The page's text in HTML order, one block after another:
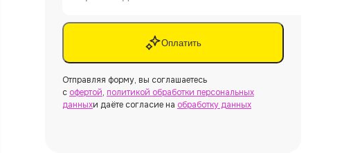
Оплатить
Отправляя форму, вы соглашаетесь
с офертой, политикой обработки персональных
данныхи даёте согласие на обработку данных